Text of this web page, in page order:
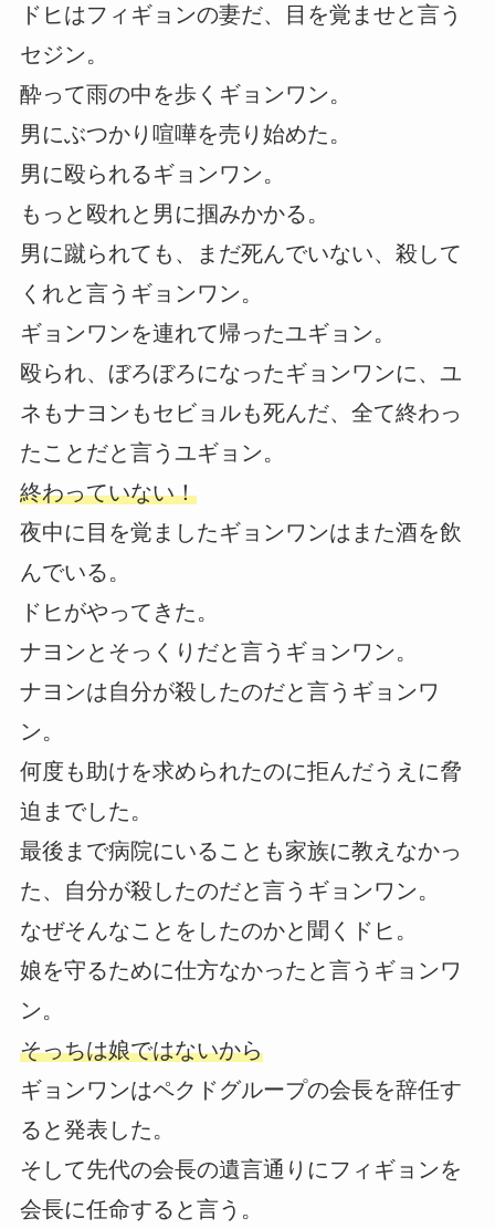
ドヒはフィギョンの妻だ、目を覚ませと言う
セジン。
酔って雨の中を歩くギョンワン。
男にぶつかり喧嘩を売り始めた。
男に殴られるギョンワン。
もっと殴れと男に掴みかかる。
男に蹴られても、まだ死んでいない、殺して
くれと言うギョンワン。
ギョンワンを連れて帰ったユギョン。
殴られ、ぼろぼろになったギョンワンに、ユ
ネもナヨンもセビョルも死んだ、全て終わっ
たことだと言うユギョン。
終わっていない！
夜中に目を覚ましたギョンワンはまた酒を飲
んでいる。
ドヒがやってきた。
ナヨンとそっくりだと言うギョンワン。
ナヨンは自分が殺したのだと言うギョンワ
ン。
何度も助けを求められたのに拒んだうえに脅
迫までした。
最後まで病院にいることも家族に教えなかっ
た、自分が殺したのだと言うギョンワン。
なぜそんなことをしたのかと聞くドヒ。
娘を守るために仕方なかったと言うギョンワ
ン。
そっちは娘ではないから
ギョンワンはペクドグループの会長を辞任す
ると発表した。
そして先代の会長の遺言通りにフィギョンを
会長に任命すると言う。